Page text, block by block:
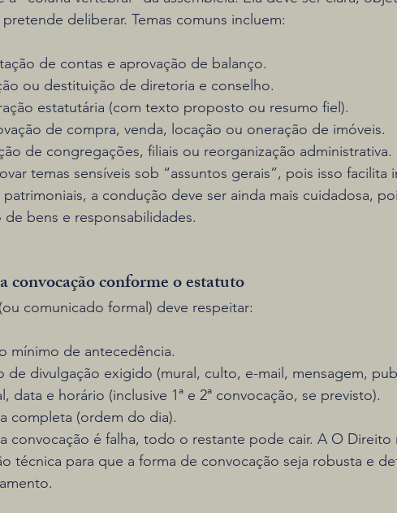
deliberar. Temas comuns incluem:
de contas e aprovação de balanço.
ou destituição de diretoria e conselho.
estatutária (com texto proposto ou resumo fiel).
de compra, venda, locação ou oneração de imóveis.
de congregações, filiais ou reorganização administrativa.
temas sensíveis sob “assuntos gerais”, pois isso facilita
patrimoniais, a condução deve ser ainda mais cuidadosa,
bens e responsabilidades.
convocação conforme o estatuto
comunicado formal) deve respeitar:
mínimo de antecedência.
de divulgação exigido (mural, culto, e-mail, mensagem,
data e horário (inclusive 1ª e 2ª convocação, se previsto).
completa (ordem do dia).
convocação é falha, todo o restante pode cair. A O Direito
técnica para que a forma de convocação seja robusta e